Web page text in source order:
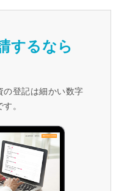
するなら
の登記は細かい数字
。